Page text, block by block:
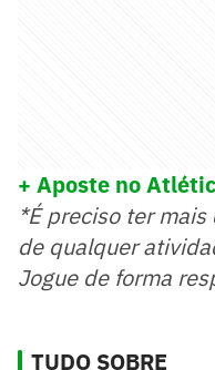
+ Aposte no
*É preciso ter
de qualquer
Jogue de forma
TUDO SOBRE